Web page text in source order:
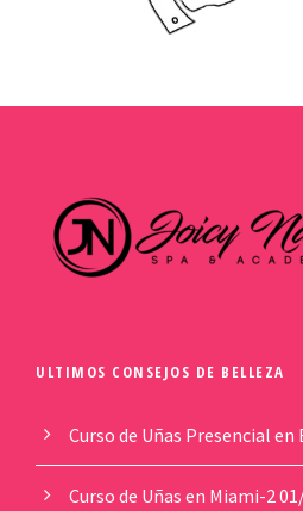
ULTIMOS CONSEJOS DE BELLEZA
Curso de Uñas Presencial en
Curso de Uñas en Miami-2